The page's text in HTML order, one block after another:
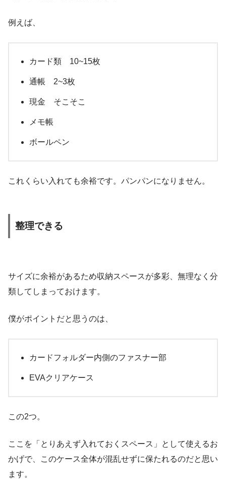
例えば、
カード類 10~15枚
通帳 2~3枚
現金 そこそこ
メモ帳
ボールペン
これくらい入れても余裕です。パンパンになりません。
整理できる
サイズに余裕があるため収納スペースが多彩、無理なく分
類してしまっておけます。
僕がポイントだと思うのは、
カードフォルダー内側のファスナー部
EVAクリアケース
この2つ。
ここを「とりあえず入れておくスペース」として使えるお
かげで、このケース全体が混乱せずに保たれるのだと思い
ます。